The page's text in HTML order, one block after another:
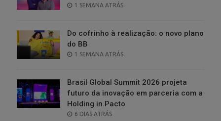
POSTED
1 SEMANA ATRÁS
Do cofrinho à realização: o novo plano
do BB
POSTED
1 SEMANA ATRÁS
Brasil Global Summit 2026 projeta
futuro da inovação em parceria com a
Holding in.Pacto
POSTED
6 DIAS ATRÁS